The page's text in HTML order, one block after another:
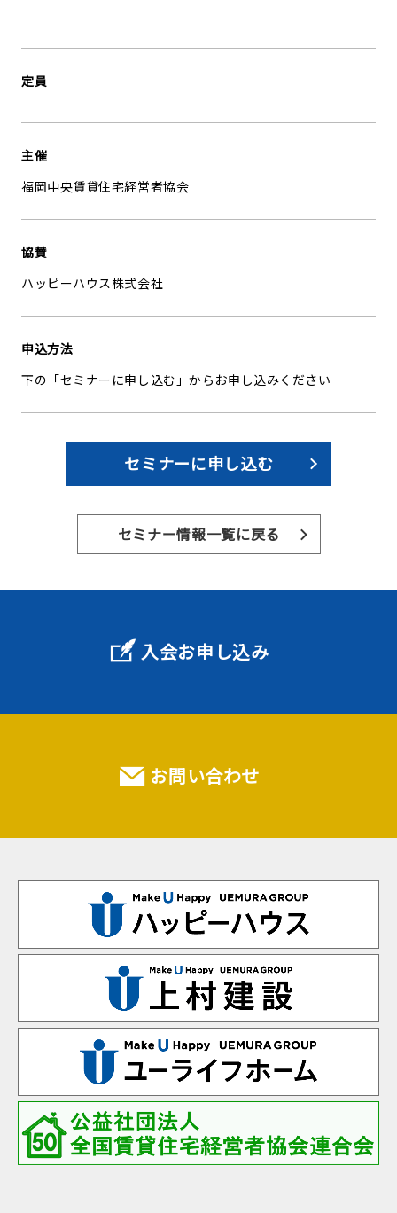
定員
主催
福岡中央賃貸住宅経営者協会
協賛
ハッピーハウス株式会社
申込方法
下の「セミナーに申し込む」からお申し込みください
セミナーに申し込む
セミナー情報一覧に戻る
入会お申し込み
お問い合わせ